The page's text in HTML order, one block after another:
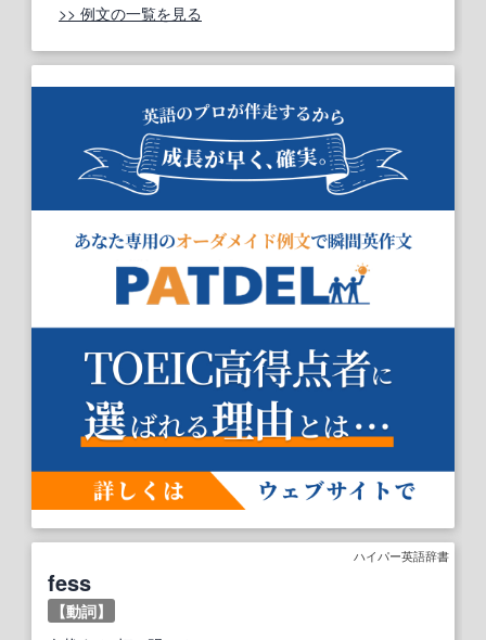
>> 例文の一覧を見る
ハイパー英語辞書
fess
【動詞】